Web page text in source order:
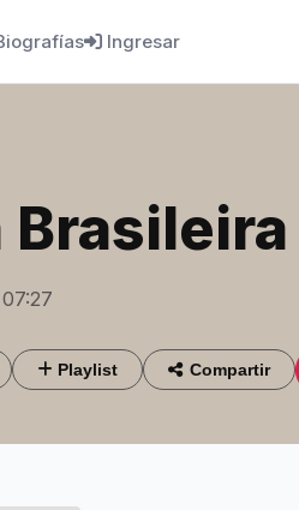
Ingresar
Brasileira
Playlist Compartir